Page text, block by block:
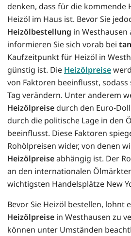
denken, dass für die kommende
Heizöl im Haus ist. Bevor Sie
Heizölbestellung in Westhausen
informieren Sie sich vorab bei
Kaufzeitpunkt für Heizöl in
günstig ist. Die Heizölpreise
von Faktoren beeinflusst, sodass
Tag verändern. Unter anderem
Heizölpreise durch den Euro-
durch die politische Lage in den
beeinflusst. Diese Faktoren
Rohölpreisen wider, von denen
Heizölpreiseabhängig ist. Der
an den internationalen
wichtigsten Handelsplätze New
Bevor Sie Heizöl bestellen, lohnt
Heizölpreise in Westhausen zu
können unter Umständen